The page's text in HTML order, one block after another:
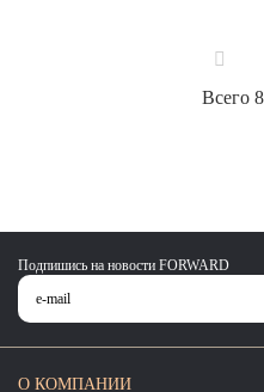
Всего
Подпишись на новости FORWARD
О КОМПАНИИ